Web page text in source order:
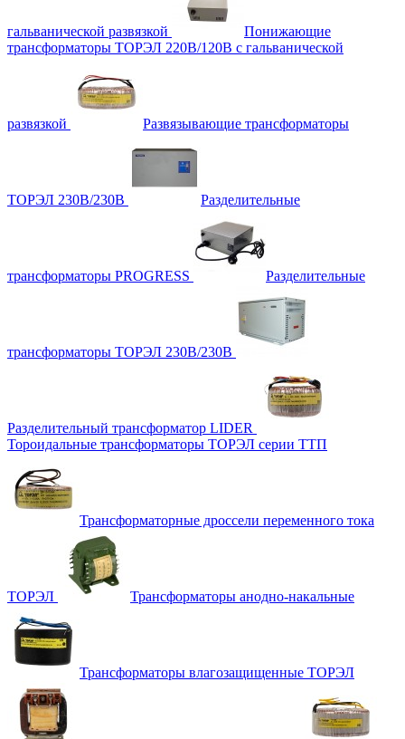
гальванической развязкой
Понижающие
трансформаторы ТОРЭЛ 220В/120В с гальванической
развязкой Развязывающие трансформаторы
ТОРЭЛ 230В/230В Разделительные
трансформаторы PROGRESS Разделительные
трансформаторы ТОРЭЛ 230В/230В
Разделительный трансформатор LIDER
Тороидальные трансформаторы ТОРЭЛ серии ТТП
Трансформаторные дроссели переменного тока
ТОРЭЛ Трансформаторы анодно-накальные
Трансформаторы влагозащищенные ТОРЭЛ